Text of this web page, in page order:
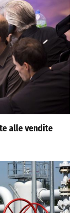
alle vendite